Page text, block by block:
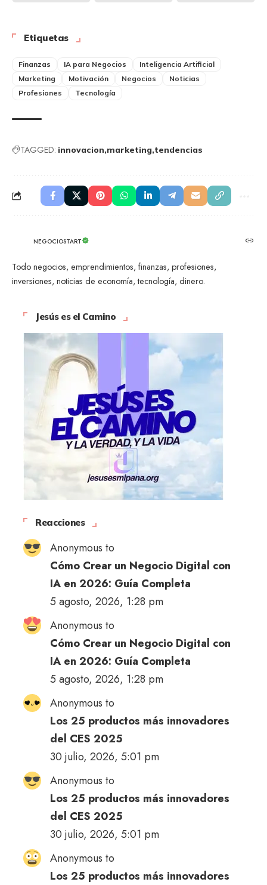
Etiquetas
Finanzas IA para Negocios
Inteligencia Artificial
Marketing
Motivación Negocios
Noticias
Profesiones
Tecnología
TAGGED: innovacion marketing tendencias
NEGOCIOSTART
Todo negocios, emprendimientos, finanzas, profesiones,
inversiones, noticias de economía, tecnología, dinero.
Jesús es el Camino
Reacciones
Anonymous to
Cómo Crear un Negocio Digital con
IA en 2026: Guía Completa
5 agosto, 2026, 1:28 pm
Anonymous to
Cómo Crear un Negocio Digital con
IA en 2026: Guía Completa
5 agosto, 2026, 1:28 pm
Anonymous to
Los 25 productos más innovadores
del CES 2025
30 julio, 2026, 5:01 pm
Anonymous to
Los 25 productos más innovadores
del CES 2025
30 julio, 2026, 5:01 pm
Anonymous to
Los 25 productos más innovadores